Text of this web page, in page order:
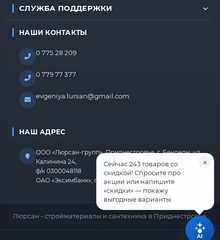
СЛУЖБА ПОДДЕРЖКИ
НАШИ КОНТАКТЫ
0 775 28 209
0 779 77 377
evgeniya.lursan@gmail.com
НАШ АДРЕС
ООО «Люрсан-групп», Приднестровье, г. Бендеры, ул.
Калинина 24,
ф/к 0300048118
ОАО «Эксимбанк», г.Бендеры, р/с 2212670000000818
Люрсан - стройматериалы и сантехника в Приднестровье.
Сейчас 243 товаров со
скидкой! Спросите про
акции или напишите
«скидки» — покажу
выгодные варианты.
AI